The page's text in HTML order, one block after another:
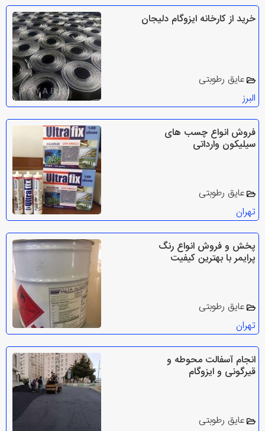
خرید از کارخانه ایزوگام دلیجان
عایق رطوبتی
البرز
فروش انواع چسب های
سیلیکون وارداتی
عایق رطوبتی
تهران
پخش و فروش انواع رنگ
پرایمر با بهترین کیفیت
عایق رطوبتی
تهران
انجام آسفالت محوطه و
قیرگونی و ایزوگام
عایق رطوبتی